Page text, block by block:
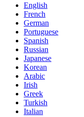
English
French
German
Portuguese
Spanish
Russian
Japanese
Korean
Arabic
Irish
Greek
Turkish
Italian